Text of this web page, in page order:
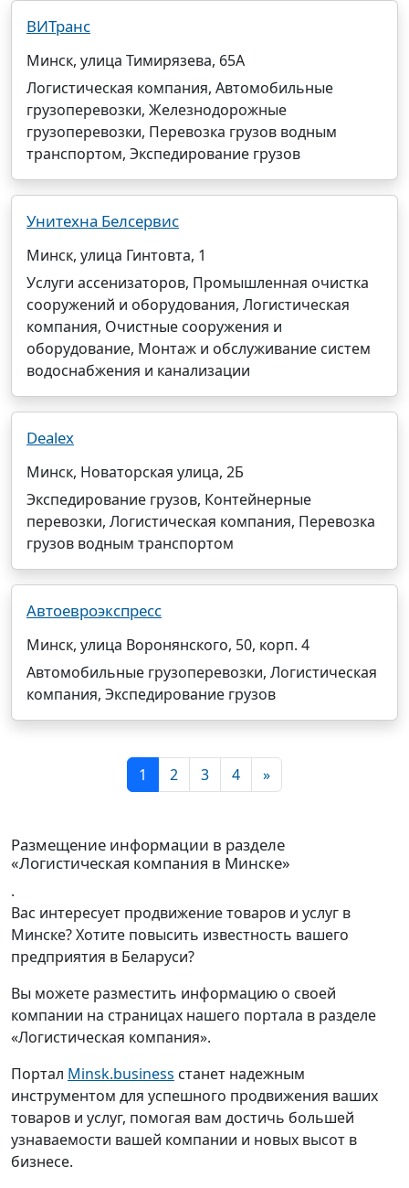
ВИТранс
Минск, улица Тимирязева, 65А
Логистическая компания, Автомобильные
грузоперевозки, Железнодорожные
грузоперевозки, Перевозка грузов водным
транспортом, Экспедирование грузов
Унитехна Белсервис
Минск, улица Гинтовта, 1
Услуги ассенизаторов, Промышленная очистка
сооружений и оборудования, Логистическая
компания, Очистные сооружения и
оборудование, Монтаж и обслуживание систем
водоснабжения и канализации
Dealex
Минск, Новаторская улица, 2Б
Экспедирование грузов, Контейнерные
перевозки, Логистическая компания, Перевозка
грузов водным транспортом
Автоевроэкспресс
Минск, улица Воронянского, 50, корп. 4
Автомобильные грузоперевозки, Логистическая
компания, Экспедирование грузов
1 2 3 4 »
Размещение информации в разделе
«Логистическая компания в Минске»
.
Вас интересует продвижение товаров и услуг в
Минске? Хотите повысить известность вашего
предприятия в Беларуси?
Вы можете разместить информацию о своей
компании на страницах нашего портала в разделе
«Логистическая компания».
Портал Minsk.business станет надежным
инструментом для успешного продвижения ваших
товаров и услуг, помогая вам достичь большей
узнаваемости вашей компании и новых высот в
бизнесе.